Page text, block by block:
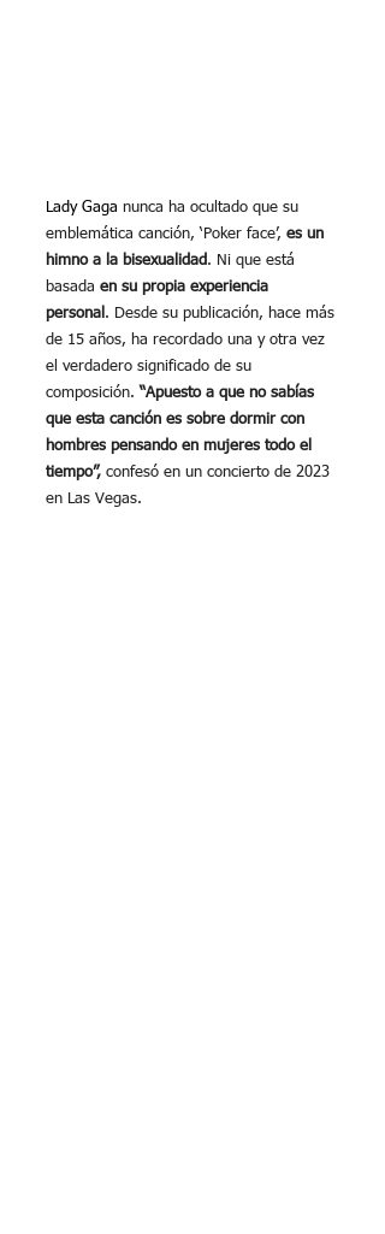
Lady Gaga nunca ha ocultado que su
emblemática canción, ‘Poker face’, es un
himno a la bisexualidad. Ni que está
basada en su propia experiencia
personal . Desde su publicación, hace más
de 15 años, ha recordado una y otra vez
el verdadero significado de su
composición. “Apuesto a que no sabías
que esta canción es sobre dormir con
hombres pensando en mujeres todo el
tiempo”, confesó en un concierto de 2023
en Las Vegas.